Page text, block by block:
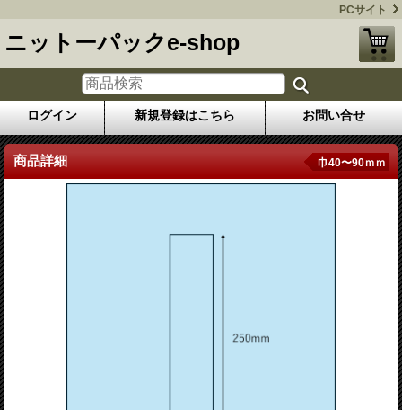
PCサイト
ニットーパックe-shop
ログイン 新規登録はこちら お問い合せ
商品詳細 巾40〜90ｍｍ